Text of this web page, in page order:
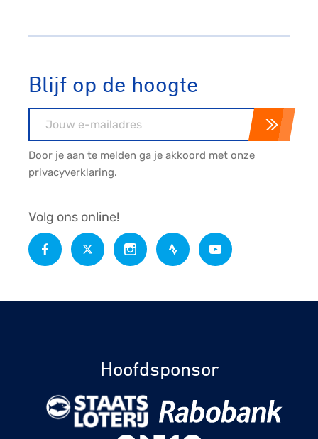
Blijf op de hoogte
Door je aan te melden ga je akkoord met onze
privacyverklaring.
Volg ons online!
Hoofdsponsor